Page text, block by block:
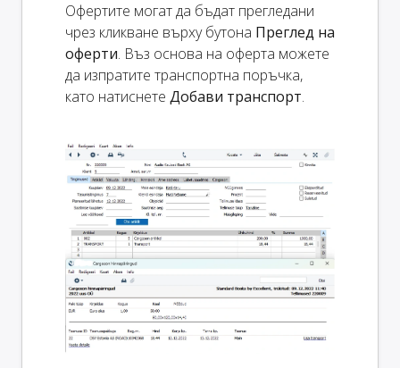
Офертите могат да бъдат прегледани
чрез кликване върху бутона Преглед на
оферти. Въз основа на оферта можете
да изпратите транспортна поръчка,
като натиснете Добави транспорт.